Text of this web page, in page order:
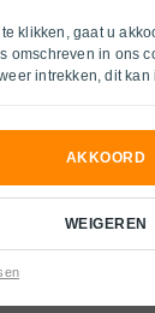
klikken, gaat u
omschreven in ons
intrekken, dit
AKKOORD
WEIGEREN